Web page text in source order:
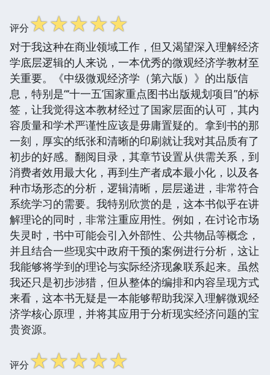
评分☆☆☆☆☆
对于我这种在商业领域工作，但又渴望深入理解经济
学底层逻辑的人来说，一本优秀的微观经济学教材至
关重要。《中级微观经济学（第六版）》的出版信
息，特别是“‘十一五’国家重点图书出版规划项目”的标
签，让我觉得这本教材经过了国家层面的认可，其内
容质量和学术严谨性应该是毋庸置疑的。拿到书的那
一刻，厚实的纸张和清晰的印刷就让我对其品质有了
初步的好感。翻阅目录，其章节设置从供需关系，到
消费者效用最大化，再到生产者成本最小化，以及各
种市场形态的分析，逻辑清晰，层层递进，非常符合
系统学习的需要。我特别欣赏的是，这本书似乎在讲
解理论的同时，非常注重应用性。例如，在讨论市场
失灵时，书中可能会引入外部性、公共物品等概念，
并且结合一些现实中政府干预的案例进行分析，这让
我能够将学到的理论与实际经济现象联系起来。虽然
我还只是初步涉猎，但从整体的编排和内容呈现方式
来看，这本书无疑是一本能够帮助我深入理解微观经
济学核心原理，并将其应用于分析现实经济问题的宝
贵资源。
评分☆☆☆☆☆